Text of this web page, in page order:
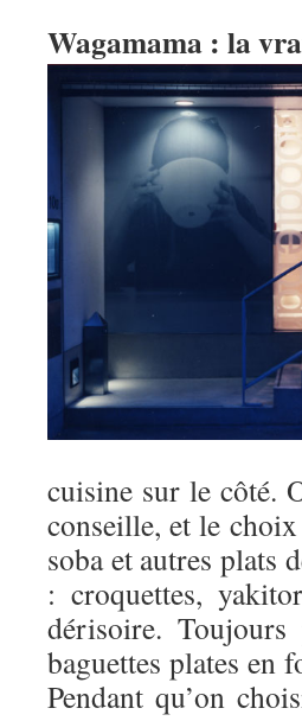
Wagamama : la
cuisine sur le côté.
conseille, et le
soba et autres plats
: croquettes,
dérisoire.
baguettes plates en
Pendant qu’on